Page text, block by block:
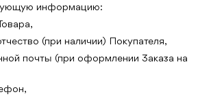
информацию:
(при наличии) Покупателя,
почты (при оформлении Заказа на